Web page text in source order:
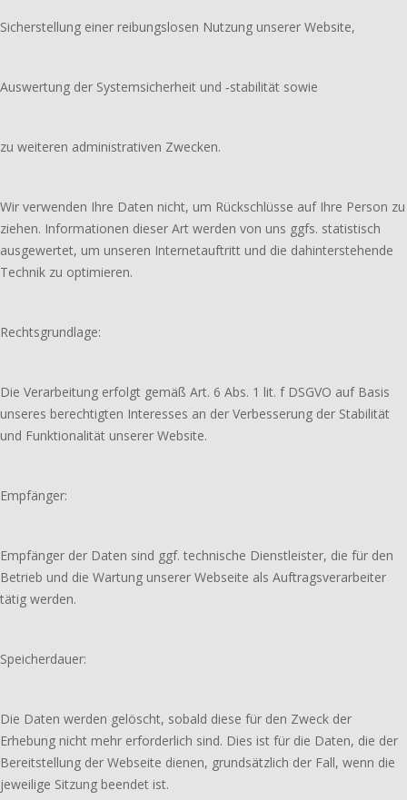
Sicherstellung einer reibungslosen Nutzung unserer Website,
Auswertung der Systemsicherheit und ‑stabilität sowie
zu weiteren administrativen Zwecken.
Wir verwenden Ihre Daten nicht, um Rückschlüsse auf Ihre Person zu
ziehen. Informationen dieser Art werden von uns ggfs. statistisch
ausgewertet, um unseren Internetauftritt und die dahinterstehende
Technik zu optimieren.
Rechtsgrundlage:
Die Verarbeitung erfolgt gemäß Art. 6 Abs. 1 lit. f DSGVO auf Basis
unseres berechtigten Interesses an der Verbesserung der Stabilität
und Funktionalität unserer Website.
Empfänger:
Empfänger der Daten sind ggf. technische Dienstleister, die für den
Betrieb und die Wartung unserer Webseite als Auftragsverarbeiter
tätig werden.
Speicherdauer:
Die Daten werden gelöscht, sobald diese für den Zweck der
Erhebung nicht mehr erforderlich sind. Dies ist für die Daten, die der
Bereitstellung der Webseite dienen, grundsätzlich der Fall, wenn die
jeweilige Sitzung beendet ist.